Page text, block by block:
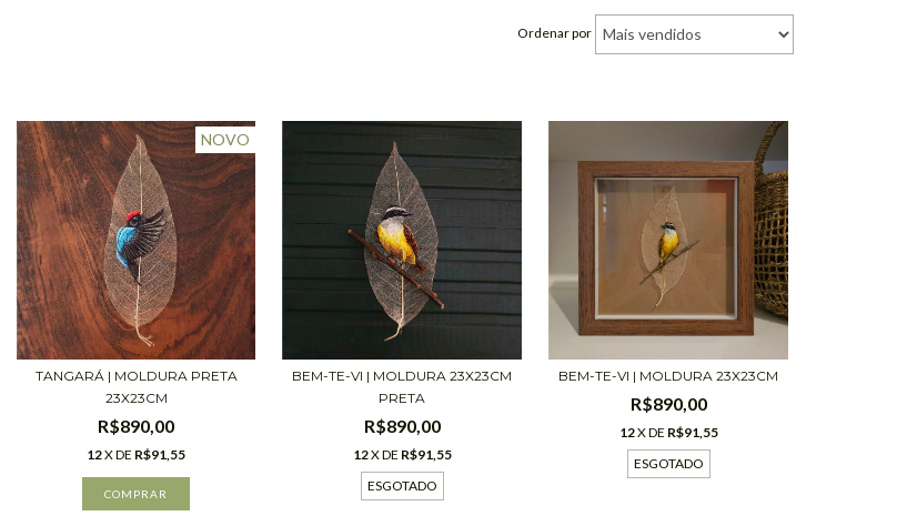
Ordenar por
NOVO
TANGARÁ | MOLDURA PRETA
23X23CM
R$890,00
12X DE R$91,55
BEM-TE-VI | MOLDURA 23X23CM
PRETA
R$890,00
12X DE R$91,55
ESGOTADO
BEM-TE-VI | MOLDURA 23X23CM
R$890,00
12X DE R$91,55
ESGOTADO